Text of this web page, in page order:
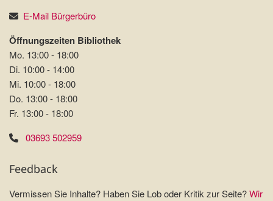
E-Mail Bürgerbüro
Öffnungszeiten Bibliothek
Mo. 13:00 - 18:00
Di. 10:00 - 14:00
Mi. 10:00 - 18:00
Do. 13:00 - 18:00
Fr. 13:00 - 18:00
03693 502959
Feedback
Vermissen Sie Inhalte? Haben Sie Lob oder Kritik zur Seite?Wir